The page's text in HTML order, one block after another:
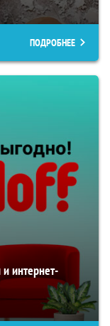
ПОДРОБНЕЕ
интернет-